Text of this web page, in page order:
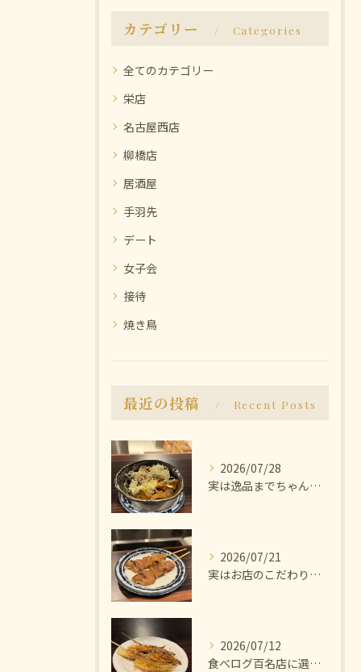
カテゴリー Categories
全てのカテゴリー
栄店
名古屋西店
柳橋店
居酒屋
手羽先
デート
女子会
接待
焼き鳥
最近の投稿 Recent Posts
2026/07/28
実は逸品までちゃんと美味しいんです🫨
2026/07/21
実はお店のこだわりは塩にあります🧂
2026/07/12
食べログ百名店に選ばれた焼き鳥屋